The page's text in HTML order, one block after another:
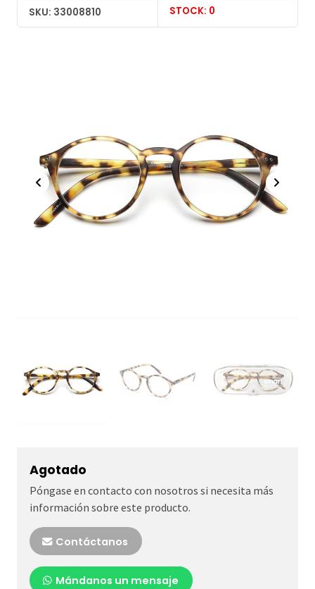
SKU: 33008810 STOCK: 0
Agotado
Póngase en contacto con nosotros si necesita más
información sobre este producto.
Contáctanos
Mándanos un mensaje